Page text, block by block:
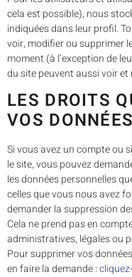
cela est possible), nous
indiquées dans leur profil.
voir, modifier ou supprimer
moment (à l’exception de
du site peuvent aussi voir
LES DROITS
VOS DONNÉES
Si vous avez un compte ou
le site, vous pouvez
les données personnelles
celles que vous nous avez
demander la suppression
Cela ne prend pas en
administratives, légales ou
Pour supprimer vos
en faire la demande :